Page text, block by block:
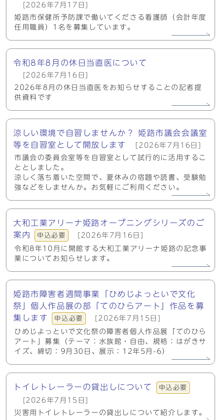
[2026年7月17日]
姫路市保健所予防課で働いてくださる看護師（会計年度
任用職員）1名を募集しています。
令和8年8月の休日当直医について
[2026年7月16日]
2026年8月の休日当直医をお知らせすることの記者提
供資料です
涼しい環境で自習しませんか？ 姫路市議会会議室
等を自習室として開放します
[2026年7月16日]
市議会の委員会室等を自習室として試行的に活用するこ
ととしました。
涼しく落ち着いた空間で、夏休みの宿題や読書、受験勉
強などをしませんか。お気軽にご利用ください。
大和工業アリーナ姫路オープニングシリーズのご
案内
申込必要
[2026年7月16日]
令和8年10月に開館する大和工業アリーナ姫路の記念事
業についてお知らせします。
姫路市障害者週間事業「ひめじよっといで文化
祭」個人作品展の部「てのひらアート」作品を募
集します
申込必要
[2026年7月15日]
ひめじよっといで文化祭の障害者個人作品展「てのひら
アート」募集（テーマ：水族館・自由、規格：はがきサ
イズ、締切：9月30日、展示：12年5月-6）
トイレトレーラーの貸出しについて 申込必要
[2026年7月15日]
災害用トイレトレーラーの貸出しについて紹介します。